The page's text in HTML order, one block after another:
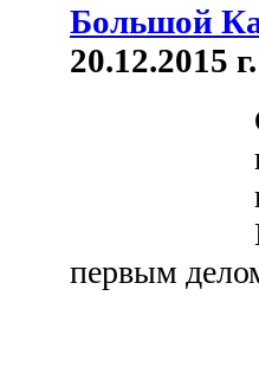
Большой
20.12.2015 г.
первым